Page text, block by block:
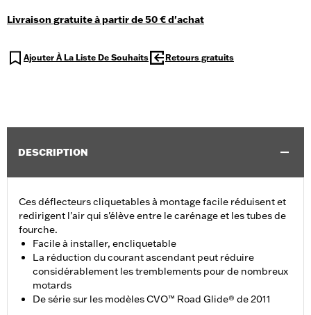
Livraison gratuite à partir de 50 € d'achat
Ajouter À La Liste De Souhaits Retours gratuits
DESCRIPTION
Ces déflecteurs cliquetables à montage facile réduisent et
redirigent l'air qui s'élève entre le carénage et les tubes de
fourche.
Facile à installer, encliquetable
La réduction du courant ascendant peut réduire
considérablement les tremblements pour de nombreux
motards
De série sur les modèles CVO™ Road Glide® de 2011